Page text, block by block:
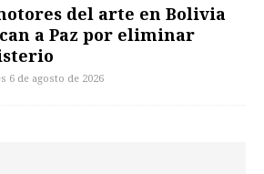
del arte en Bolivia
a Paz por eliminar
6 de agosto de 2026